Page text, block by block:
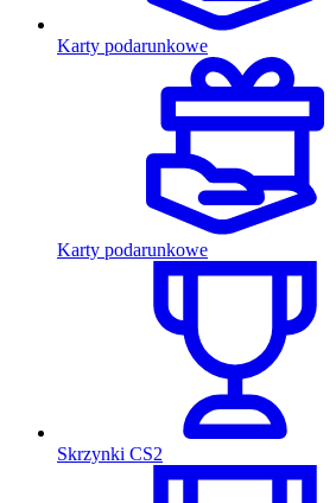
Karty podarunkowe
Karty podarunkowe
Skrzynki CS2